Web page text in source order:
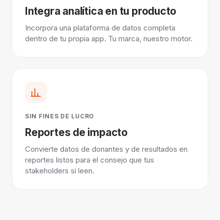
Integra analítica en tu producto
Incorpora una plataforma de datos completa
dentro de tu propia app. Tu marca, nuestro motor.
SIN FINES DE LUCRO
Reportes de impacto
Convierte datos de donantes y de resultados en
reportes listos para el consejo que tus
stakeholders sí leen.